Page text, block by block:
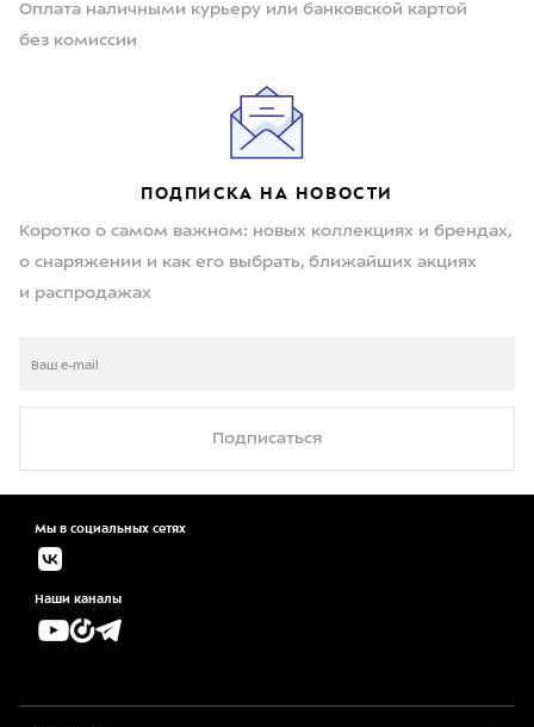
Оплата наличными курьеру или банковской картой
без комиссии
ПОДПИСКА НА НОВОСТИ
Коротко о самом важном: новых коллекциях и брендах,
о снаряжении и как его выбрать, ближайших акциях
и распродажах
Подписаться
Мы в социальных сетях
Наши каналы